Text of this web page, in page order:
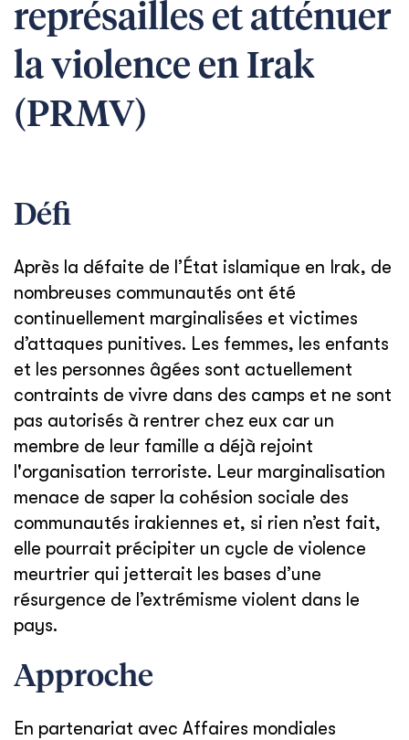
représailles et atténuer
la violence en Irak
(PRMV)
Défi
Après la défaite de l’État islamique en Irak, de
nombreuses communautés ont été
continuellement marginalisées et victimes
d’attaques punitives. Les femmes, les enfants
et les personnes âgées sont actuellement
contraints de vivre dans des camps et ne sont
pas autorisés à rentrer chez eux car un
membre de leur famille a déjà rejoint
l'organisation terroriste. Leur marginalisation
menace de saper la cohésion sociale des
communautés irakiennes et, si rien n’est fait,
elle pourrait précipiter un cycle de violence
meurtrier qui jetterait les bases d’une
résurgence de l’extrémisme violent dans le
pays.
Approche
En partenariat avec Affaires mondiales